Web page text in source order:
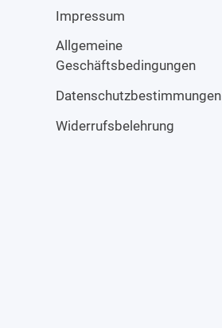
Impressum
Allgemeine
Geschäftsbedingungen
Datenschutzbestimmungen
Widerrufsbelehrung